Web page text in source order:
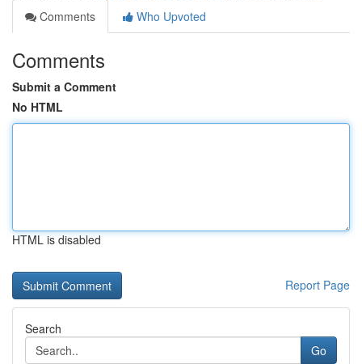
Comments
Who Upvoted
Comments
Submit a Comment
No HTML
HTML is disabled
Report Page
Search
Go